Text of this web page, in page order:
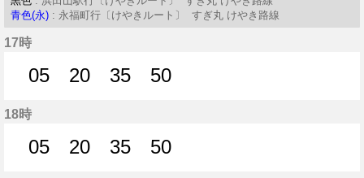
青色(永) : 永福町行〔けやきルート〕 すぎ丸 けやき路線
17時
05
20
35
50
18時
05
20
35
50